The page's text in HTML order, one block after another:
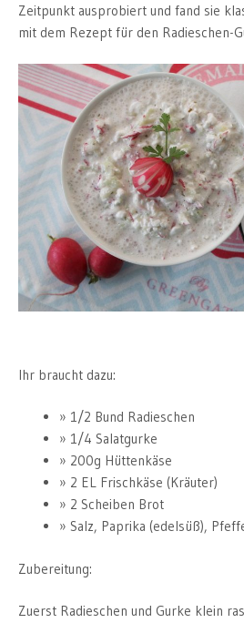
Zeitpunkt ausprobiert und fand sie
mit dem Rezept für den Radieschen-
Ihr braucht dazu:
1/2 Bund Radieschen
1/4 Salatgurke
200g Hüttenkäse
2 EL Frischkäse (Kräuter)
2 Scheiben Brot
Salz, Paprika (edelsüß),
Zubereitung:
Zuerst Radieschen und Gurke klein